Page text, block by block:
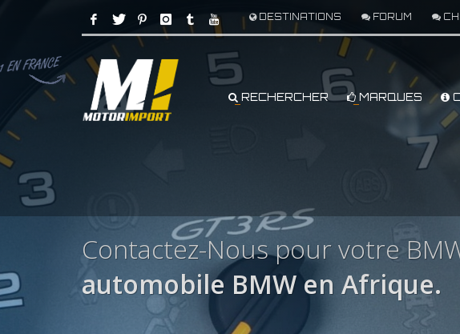
DESTINATIONS FORUM
RECHERCHER MARQUES
Contactez-Nous pour votre
automobile BMW en Afrique.